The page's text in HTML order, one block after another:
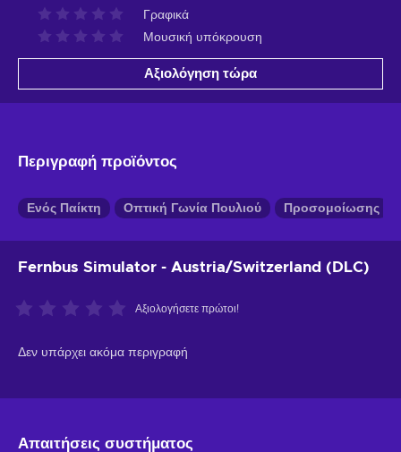
Γραφικά
Μουσική υπόκρουση
Αξιολόγηση τώρα
Περιγραφή προϊόντος
Ενός Παίκτη Οπτική Γωνία Πουλιού Προσομοίωσης
Fernbus Simulator - Austria/Switzerland (DLC)
Αξιολογήσετε πρώτοι!
Δεν υπάρχει ακόμα περιγραφή
Απαιτήσεις συστήματος